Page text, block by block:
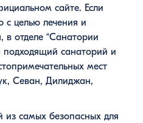
сайте. Если
с целью лечения и
в отделе “Санатории
санаторий и
мест
Севан, Дилиджан,
из самых безопасных для